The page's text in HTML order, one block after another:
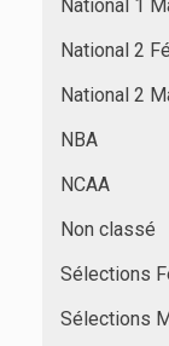
National 1
National 2
National 2
NBA
NCAA
Non classé
Sélections
Sélections